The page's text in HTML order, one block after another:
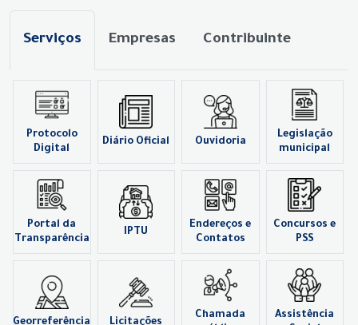
Serviços Empresas Contribuinte
Protocolo
Digital
Diário Oficial Ouvidoria
Legislação
municipal
Portal da
Transparência
IPTU
Endereços e
Contatos
Concursos e
PSS
Georreferência Licitações
Chamada
Assistência